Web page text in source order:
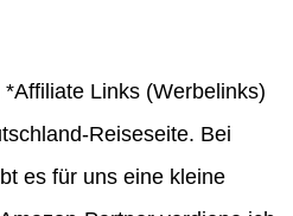
Links (Werbelinks)
Reiseseite. Bei
es für uns eine kleine